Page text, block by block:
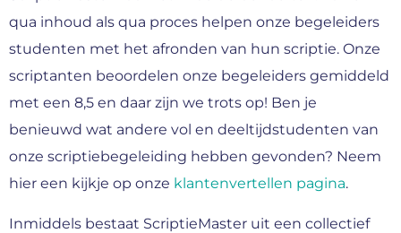
qua inhoud als qua proces helpen onze begeleiders
studenten met het afronden van hun scriptie. Onze
scriptanten beoordelen onze begeleiders gemiddeld
met een 8,5 en daar zijn we trots op! Ben je
benieuwd wat andere vol en deeltijdstudenten van
onze scriptiebegeleiding hebben gevonden? Neem
hier een kijkje op onze klantenvertellen pagina.
Inmiddels bestaat ScriptieMaster uit een collectief